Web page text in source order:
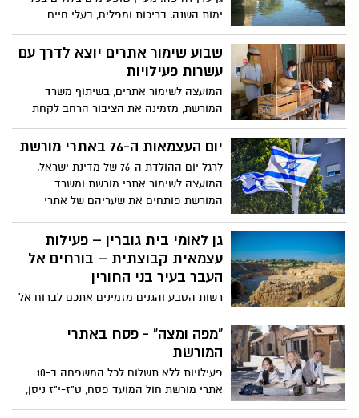
ימות השנה, בריכות ומפלים, בעלי חיים
וצמחייה קסומים ועוד שלל חוויות - כל אלה
ממתינים לכם בעין פרת. בואו לסייר בשמורה!
שבוע שימור אתרים יוצא לדרך עם
עשרות פעילויות
המועצה לשימור אתרים, בשיתוף משרד
המורשת, מזמינה את הציבור הרחב לקחת
חלק בעשרות אירועי שבוע שימור אתרים -
חלקם הגדול ללא תשלום - שיתקיימו בכל
יום העצמאות ה-76 באתרי מורשת
לרגל יום ההולדת ה-76 של מדינת ישראל,
המועצה לשימור אתרי מורשת ומשרד
המורשת פותחים את שעריהם של אתרי
מסע מרתק לאורך ציר זמן היסטורי ארוך,
מראשית הציונות דרך ימי המנדט הבריטי,
מלחמת העצמאות ועד ימינו אנו.
גן לאומי בית גוברין – פעילות
עצמאית קבוצתית – בורחים אל
העבר בעיר בני החורין
רשות הטבע והגנים מזמינים אתכם לברוח אל
העבר עם משחק קבוצתי מעולמות התוכן של
מרחבי הבריחה בגן לאומי בית גוברין.
"מפה ומצה" - פסח באתרי
המורשת
פעילויות ללא תשלום לכל המשפחה ב-10
אתרי מורשת חול המועד פסח, ט"ז-י"ז ניסן,
25-24.4